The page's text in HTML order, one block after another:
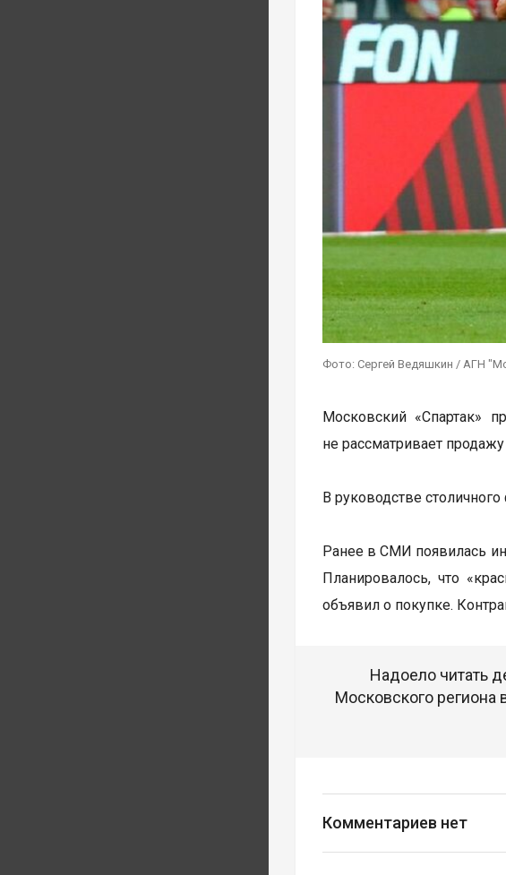
Фото: Сергей Ведяшкин / АГН
Московский «Спартак»
не рассматривает
В руководстве
Ранее в СМИ появилась
Планировалось, что
объявил о покупке.
Надоело читать
Московского региона
Комментариев нет